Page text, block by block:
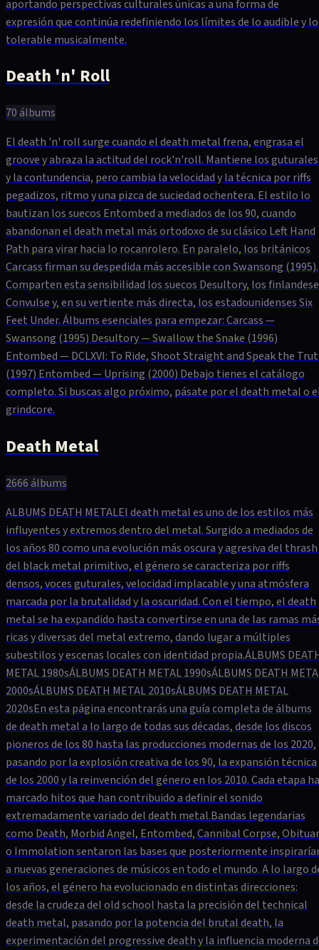
aportando perspectivas culturales únicas a una forma de
expresión que continúa redefiniendo los límites de lo audible y lo
tolerable musicalmente.
Death 'n' Roll
70álbums
El death 'n' roll surge cuando el death metal frena, engrasa el
groove y abraza la actitud del rock'n'roll. Mantiene los guturales
y la contundencia, pero cambia la velocidad y la técnica por riffs
pegadizos, ritmo y una pizca de suciedad ochentera. El estilo lo
bautizan los suecos Entombed a mediados de los 90, cuando
abandonan el death metal más ortodoxo de su clásico Left Hand
Path para virar hacia lo rocanrolero. En paralelo, los británicos
Carcass firman su despedida más accesible con Swansong (1995).
Comparten esta sensibilidad los suecos Desultory, los
Convulse y, en su vertiente más directa, los estadounidenses Six
Feet Under. Álbums esenciales para empezar: Carcass —
Swansong (1995) Desultory — Swallow the Snake (1996)
Entombed — DCLXVI: To Ride, Shoot Straight and Speak the
(1997) Entombed — Uprising (2000) Debajo tienes el catálogo
completo. Si buscas algo próximo, pásate por el death metal o
grindcore.
Death Metal
2666álbums
ALBUMS DEATH METALEl death metal es uno de los estilos más
influyentes y extremos dentro del metal. Surgido a mediados de
los años 80 como una evolución más oscura y agresiva del
del black metal primitivo, el género se caracteriza por riffs
densos, voces guturales, velocidad implacable y una atmósfera
marcada por la brutalidad y la oscuridad. Con el tiempo, el death
metal se ha expandido hasta convertirse en una de las ramas
ricas y diversas del metal extremo, dando lugar a múltiples
subestilos y escenas locales con identidad propia.ÁLBUMS
METAL 1980sÁLBUMS DEATH METAL 1990sÁLBUMS DEATH
2000sÁLBUMS DEATH METAL 2010sÁLBUMS DEATH METAL
2020sEn esta página encontrarás una guía completa de álbums
de death metal a lo largo de todas sus décadas, desde los discos
pioneros de los 80 hasta las producciones modernas de los 2020,
pasando por la explosión creativa de los 90, la expansión técnica
de los 2000 y la reinvención del género en los 2010. Cada etapa ha
marcado hitos que han contribuido a definir el sonido
extremadamente variado del death metal.Bandas legendarias
como Death, Morbid Angel, Entombed, Cannibal Corpse,
o Immolation sentaron las bases que posteriormente
a nuevas generaciones de músicos en todo el mundo. A lo largo
los años, el género ha evolucionado en distintas direcciones:
desde la crudeza del old school hasta la precisión del technical
death metal, pasando por la potencia del brutal death, la
experimentación del progressive death y la influencia moderna